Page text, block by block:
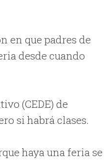
en que padres de
desde cuando
(CEDE) de
si habrá clases.
haya una feria se